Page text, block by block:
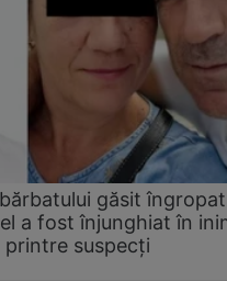
găsit
a fost înjunghiat în
printre suspecți